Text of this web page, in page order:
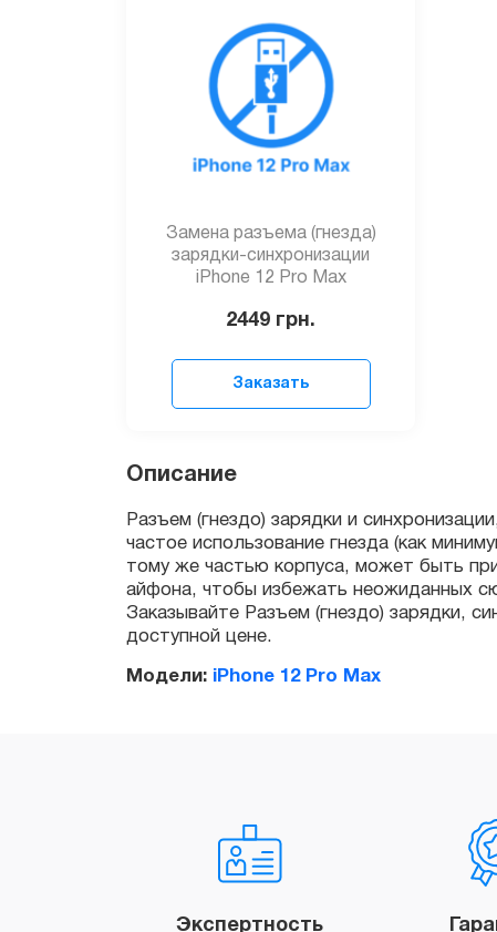
Замена разъема (гнезда)
зарядки-синхронизации
iPhone 12 Pro Max
2449 грн.
Заказать
Описание
частое использование гнезда (как
айфона, чтобы избежать неожиданных
Заказывайте Разъем (гнездо) зарядки,
доступной цене.
Модели: iPhone 12 Pro Max
Экспертность